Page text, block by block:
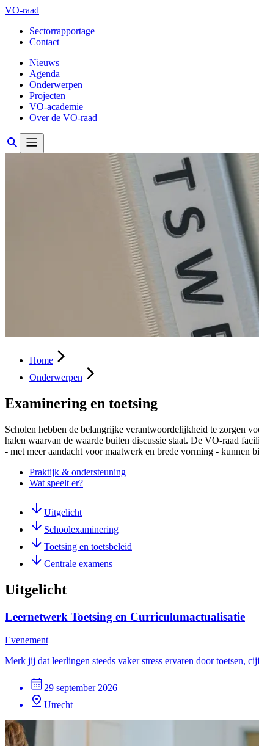
VO-raad
Sectorrapportage
Contact
Nieuws
Agenda
Onderwerpen
Projecten
VO-academie
Over de VO-raad
Home
Onderwerpen
Examinering en toetsing
Scholen hebben de belangrijke verantwoordelijkheid te zorgen
halen waarvan de waarde buiten discussie staat. De VO-raad
- met meer aandacht voor maatwerk en brede vorming - kunnen
Praktijk & ondersteuning
Wat speelt er?
Uitgelicht
Schoolexaminering
Toetsing en toetsbeleid
Centrale examens
Uitgelicht
Leernetwerk Toetsing en Curriculumactualisatie
Evenement
Merk jij dat leerlingen steeds vaker stress ervaren door toetsen,
29 september 2026
Utrecht